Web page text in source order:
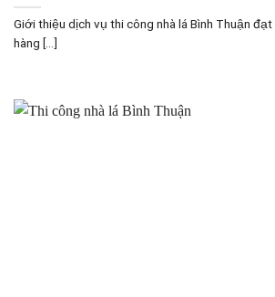
Giới thiệu dịch vụ thi công nhà lá Bình Thuận
hàng [...]